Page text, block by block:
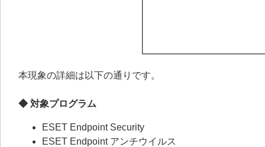
本現象の詳細は以下の通りです。
◆ 対象プログラム
ESET Endpoint Security
ESET Endpoint アンチウイルス